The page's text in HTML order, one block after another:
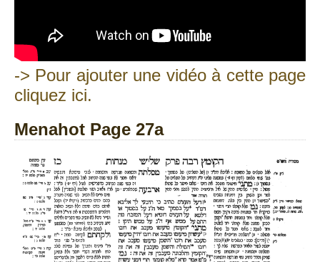
-> Pour ajouter une vidéo à cette page
cliquez ici.
Menahot Page 27a